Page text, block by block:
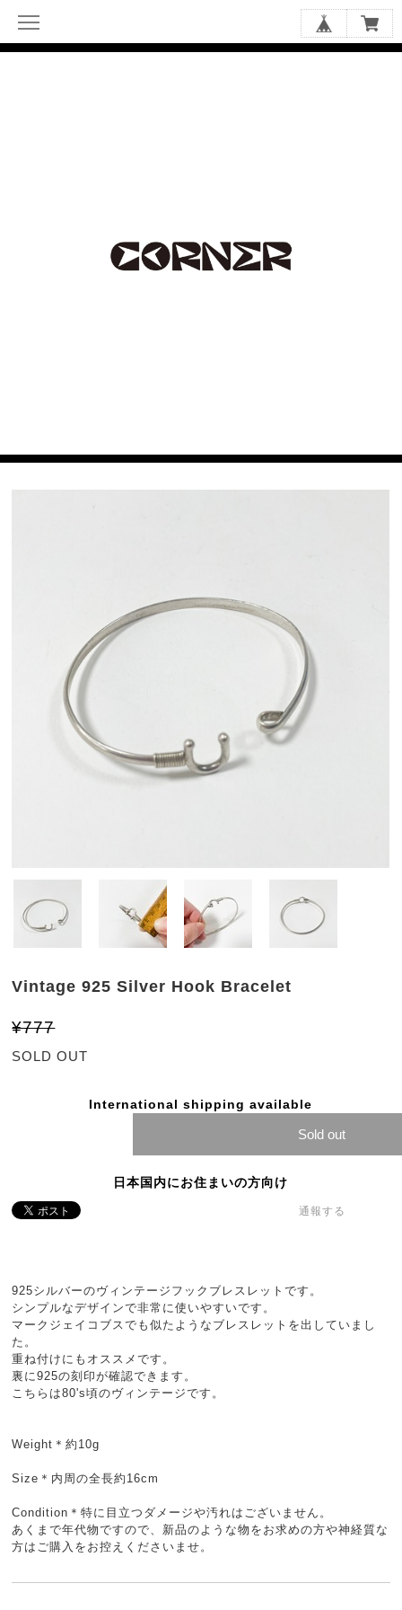
Vintage 925 Silver Hook Bracelet
¥777
SOLD OUT
International shipping available
Sold out
日本国内にお住まいの方向け
通報する
925シルバーのヴィンテージフックブレスレットです。
シンプルなデザインで非常に使いやすいです。
マークジェイコブスでも似たようなブレスレットを出していまし
た。
重ね付けにもオススメです。
裏に925の刻印が確認できます。
こちらは80's頃のヴィンテージです。
Weight＊約10g
Size＊内周の全長約16cm
Condition＊特に目立つダメージや汚れはございません。
あくまで年代物ですので、新品のような物をお求めの方や神経質な
方はご購入をお控えくださいませ。